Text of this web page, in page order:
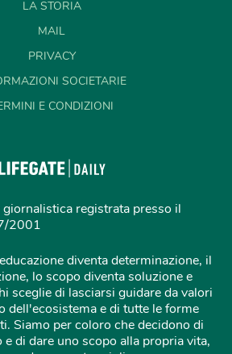
LA STORIA
MAIL
PRIVACY
SOCIETARIE
E CONDIZIONI
giornalistica registrata presso il
2001
diventa determinazione, il
lo scopo diventa soluzione e
sceglie di lasciarsi guidare da valori
dell'ecosistema e di tutte le forme
Siamo per coloro che decidono di
di dare uno scopo alla propria vita,